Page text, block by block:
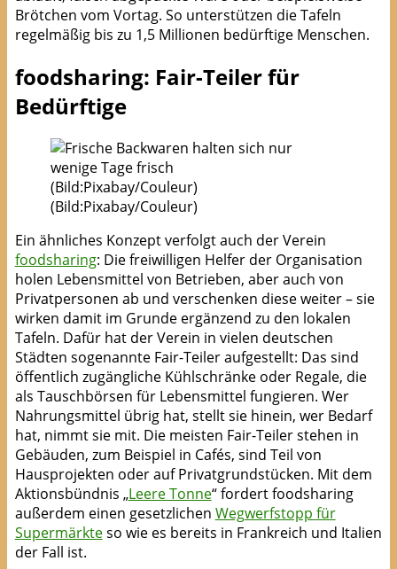
Brötchen vom Vortag. So unterstützen die Tafeln
regelmäßig bis zu 1,5 Millionen bedürftige Menschen.
foodsharing: Fair-Teiler für
Bedürftige
(Bild:Pixabay/Couleur)
Ein ähnliches Konzept verfolgt auch der Verein
foodsharing: Die freiwilligen Helfer der Organisation
holen Lebensmittel von Betrieben, aber auch von
Privatpersonen ab und verschenken diese weiter – sie
wirken damit im Grunde ergänzend zu den lokalen
Tafeln. Dafür hat der Verein in vielen deutschen
Städten sogenannte Fair-Teiler aufgestellt: Das sind
öffentlich zugängliche Kühlschränke oder Regale, die
als Tauschbörsen für Lebensmittel fungieren. Wer
Nahrungsmittel übrig hat, stellt sie hinein, wer Bedarf
hat, nimmt sie mit. Die meisten Fair-Teiler stehen in
Gebäuden, zum Beispiel in Cafés, sind Teil von
Hausprojekten oder auf Privatgrundstücken. Mit dem
Aktionsbündnis „Leere Tonne“ fordert foodsharing
außerdem einen gesetzlichen Wegwerfstopp für
Supermärkteso wie es bereits in Frankreich und Italien
der Fall ist.